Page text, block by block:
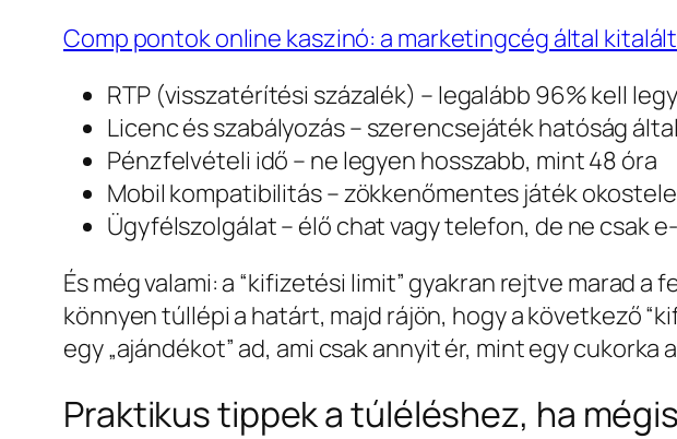
Comp pontok online kaszinó: a marketingcég által
RTP (visszatérítési százalék) – legalább 96% kell
Licenc és szabályozás – szerencsejáték hatóság
Pénzfelvételi idő – ne legyen hosszabb, mint 48 óra
Mobil kompatibilitás – zökkenőmentes játék
Ügyfélszolgálat – élő chat vagy telefon, de ne csak
És még valami: a “kifizetési limit” gyakran rejtve marad
könnyen túllépi a határt, majd rájön, hogy a következő
egy „ajándékot” ad, ami csak annyit ér, mint egy cukorka
Praktikus tippek a túléléshez, ha